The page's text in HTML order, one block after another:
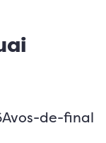
de-final